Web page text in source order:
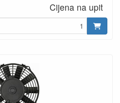
Cijena na upit